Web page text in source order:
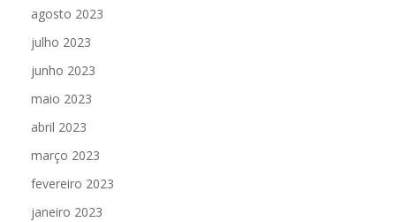
agosto 2023
julho 2023
junho 2023
maio 2023
abril 2023
março 2023
fevereiro 2023
janeiro 2023